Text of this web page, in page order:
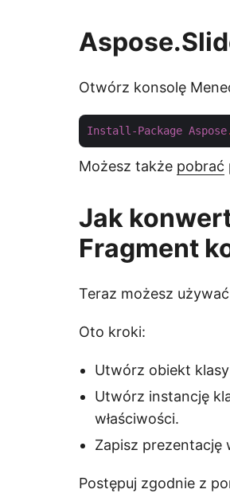
Otwórz konsolę
Install-Package Aspose
Możesz także pobrać
Jak
Fragment
Teraz możesz
Oto kroki:
Utwórz obiekt klasy
Utwórz instancję
właściwości.
Zapisz prezentację
Postępuj zgodnie z